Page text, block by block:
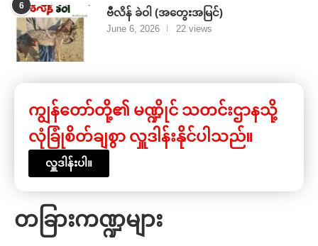
6
ဗီလိန် ခဲဝါ (အတွေးအမြင်)
June 6, 2026 22 views
ကျွန်တော်တို့၏ မဏ္ဍိုင် သတင်းဌာနသို့
လုံခြုံစိတ်ချစွာ လှူဒါန်းနိုင်ပါသည်။
လှူဒါန်းပါ။
တခြားကဏ္ဍများ